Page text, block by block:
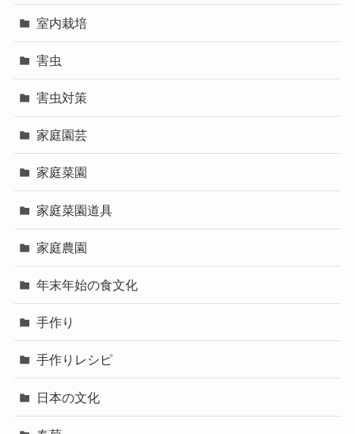
室内栽培
害虫
害虫対策
家庭園芸
家庭菜園
家庭菜園道具
家庭農園
年末年始の食文化
手作り
手作りレシピ
日本の文化